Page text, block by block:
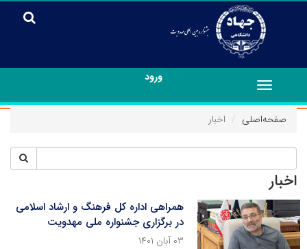
ورود
Toggle
navigation
صفحه‌اصلی
اخبار
اخبار
همراهی اداره کل فرهنگ و ارشاد اسلامی
در برگزاری جشنواره ملی مهدویت
۰۳ آبان ۱۴۰۱